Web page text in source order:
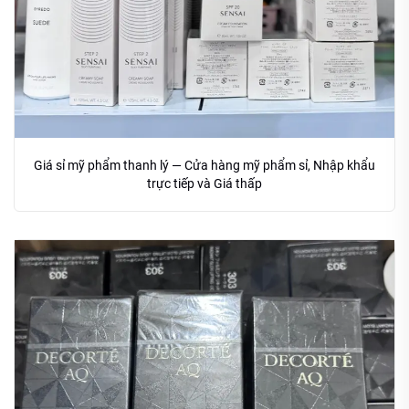
Giá sỉ mỹ phẩm thanh lý — Cửa hàng mỹ phẩm sỉ, Nhập khẩu
trực tiếp và Giá thấp